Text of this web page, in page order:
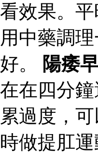
看效果。
用中藥調
好。
陽痿
在在四分
累過度，
時做提肛